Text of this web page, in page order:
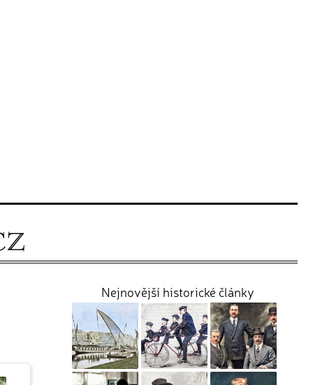
Nejnovější historické články